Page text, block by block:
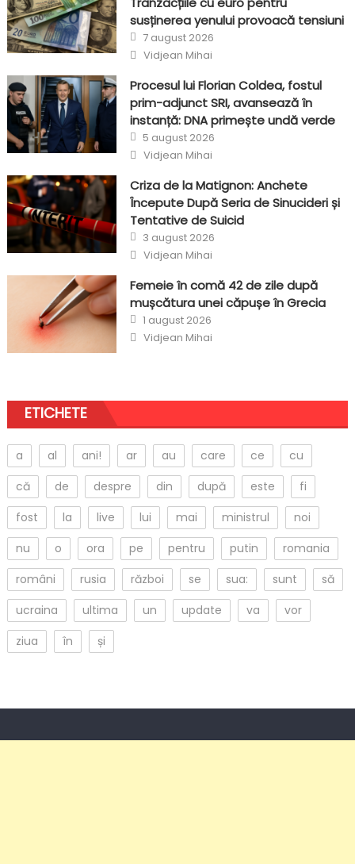
susținerea yenului provoacă tensiuni
Posted
on
7 august 2026
Author
Vidjean Mihai
Procesul lui Florian Coldea, fostul
prim-adjunct SRI, avansează în
instanță: DNA primește undă verde
Posted
on
5 august 2026
Author
Vidjean Mihai
Criza de la Matignon: Anchete
Începute După Seria de Sinucideri și
Tentative de Suicid
Posted
on
3 august 2026
Author
Vidjean Mihai
Femeie în comă 42 de zile după
mușcătura unei căpușe în Grecia
Posted
on
1 august 2026
Author
Vidjean Mihai
ETICHETE
a al ani! ar au care ce
cu
că
de despre din după este
fi
fost
la live lui mai ministrul
noi
nu
o ora pe pentru putin
romania
români
rusia război se sua: sunt
să
ucraina
ultima un update va
vor
ziua
în și